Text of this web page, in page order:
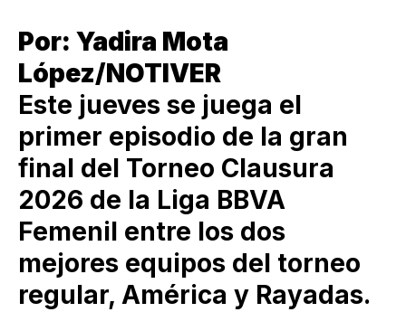
Por: Yadira Mota
López/NOTIVER
Este jueves se juega el
primer episodio de la gran
final del Torneo Clausura
2026 de la Liga BBVA
Femenil entre los dos
mejores equipos del torneo
regular, América y Rayadas.